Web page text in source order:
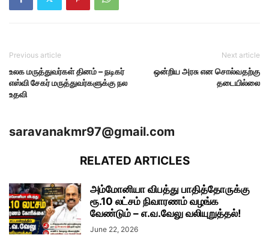
Previous article
உலக மருத்துவர்கள் தினம் – நடிகர்
எஸ்வி சேகர் மருத்துவர்களுக்கு நல
உதவி
Next article
ஒன்றிய அரசு என சொல்வதற்கு
தடையில்லை
saravanakmr97@gmail.com
RELATED ARTICLES
அம்மோனியா விபத்து பாதித்தோருக்கு
ரூ.10 லட்சம் நிவாரணம் வழங்க
வேண்டும் – எ.வ.வேலு வலியுறுத்தல்!
June 22, 2026